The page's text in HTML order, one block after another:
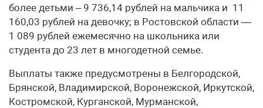
более детьми – 9 736,14 рублей на мальчика и 11
160,03 рублей на девочку; в Ростовской области —
1 089 рублей ежемесячно на школьника или
студента до 23 лет в многодетной семье.
Выплаты также предусмотрены в Белгородской,
Брянской, Владимирской, Воронежской, Иркутской,
Костромской, Курганской, Мурманской,